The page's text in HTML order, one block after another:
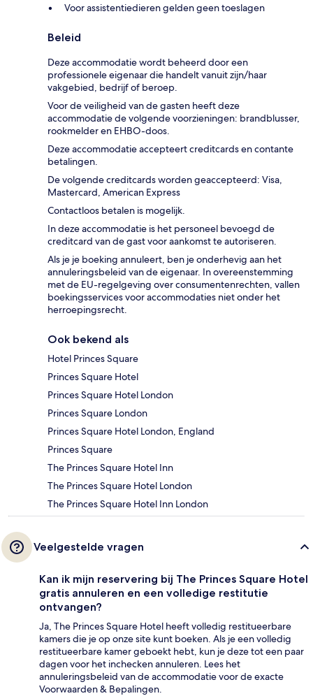
Voor assistentiedieren gelden geen toeslagen
Beleid
Deze accommodatie wordt beheerd door een
professionele eigenaar die handelt vanuit zijn/haar
vakgebied, bedrijf of beroep.
Voor de veiligheid van de gasten heeft deze
accommodatie de volgende voorzieningen: brandblusser,
rookmelder en EHBO-doos.
Deze accommodatie accepteert creditcards en contante
betalingen.
De volgende creditcards worden geaccepteerd: Visa,
Mastercard, American Express
Contactloos betalen is mogelijk.
In deze accommodatie is het personeel bevoegd de
creditcard van de gast voor aankomst te autoriseren.
Als je je boeking annuleert, ben je onderhevig aan het
annuleringsbeleid van de eigenaar. In overeenstemming
met de EU-regelgeving over consumentenrechten, vallen
boekingsservices voor accommodaties niet onder het
herroepingsrecht.
Ook bekend als
Hotel Princes Square
Princes Square Hotel
Princes Square Hotel London
Princes Square London
Princes Square Hotel London, England
Princes Square
The Princes Square Hotel Inn
The Princes Square Hotel London
The Princes Square Hotel Inn London
Veelgestelde vragen
Kan ik mijn reservering bij The Princes Square Hotel
gratis annuleren en een volledige restitutie
ontvangen?
Ja, The Princes Square Hotel heeft volledig restitueerbare
kamers die je op onze site kunt boeken. Als je een volledig
restitueerbare kamer geboekt hebt, kun je deze tot een paar
dagen voor het inchecken annuleren. Lees het
annuleringsbeleid van de accommodatie voor de exacte
Voorwaarden & Bepalingen.